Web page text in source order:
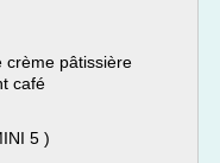
crème pâtissière
café
5 )